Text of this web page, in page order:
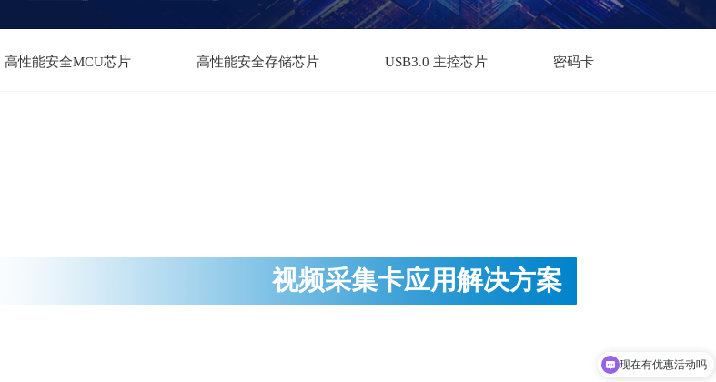
高性能安全MCU芯片 高性能安全存储芯片 USB3.0 主控芯片 密码卡
视频采集卡应用解决方案
现在有优惠活动吗